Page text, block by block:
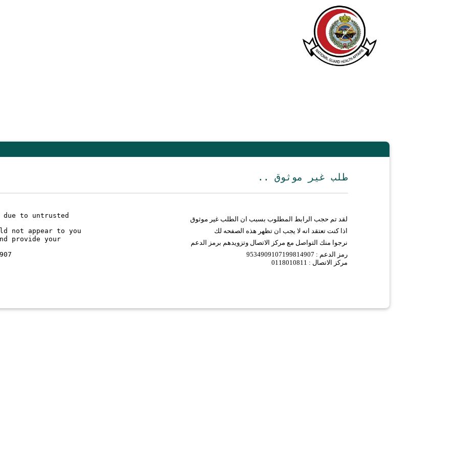
.. طلب غير موثوق
due to untrusted
لقد تم حجب الرابط المطلوب بسبب ان الطلب غير موثوق
not appear to you
اذا كنت تعتقد انه لا يجب ان تظهر هذه الصفحه لك
provide your
نرجوا منك التواصل مع مركز الاتصال وتزويدهم برمز الدعم
9534909107199814907 : رمز الدعم
مركز الاتصال : 0118010811